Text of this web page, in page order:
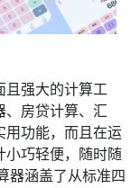
且强大的计算工
、房贷计算、汇
用功能，而且在运
小巧轻便，随时随
器涵盖了从标准四